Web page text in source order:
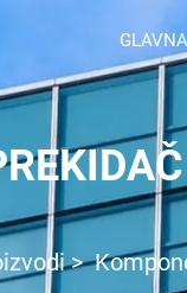
>